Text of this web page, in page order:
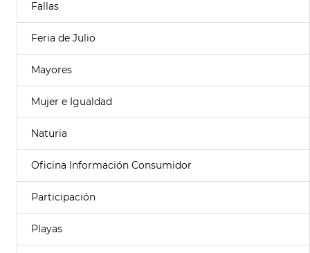
Fallas
Feria de Julio
Mayores
Mujer e Igualdad
Naturia
Oficina Información Consumidor
Participación
Playas